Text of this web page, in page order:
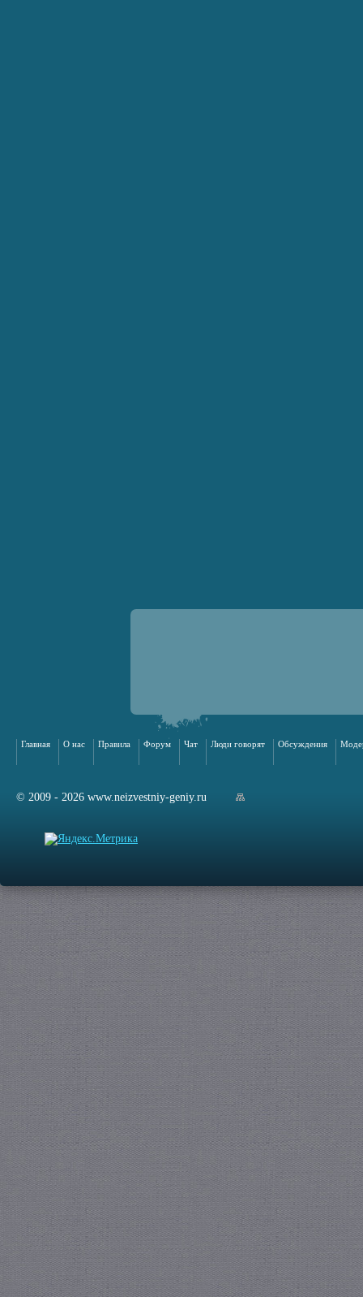
Главная О нас Правила Форум Чат Люди говорят Обсуждения
© 2009 - 2026 www.neizvestniy-geniy.ru
сайта